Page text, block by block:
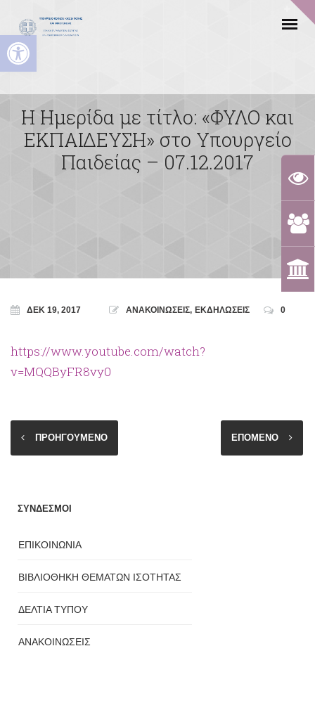
Ανοίξτε τη γραμμή εργαλείων
H Ημερίδα με τίτλο: «ΦΥΛΟ και
ΕΚΠΑΙΔΕΥΣΗ» στο Υπουργείο
Παιδείας – 07.12.2017
ΔΕΚ 19, 2017 ΑΝΑΚΟΙΝΩΣΕΙΣ, ΕΚΔΗΛΩΣΕΙΣ 0
https://www.youtube.com/watch?
v=MQQByFR8vy0
ΠΡΟΗΓΟΥΜΕΝΟ ΕΠΟΜΕΝΟ
ΣΥΝΔΕΣΜΟΙ
ΕΠΙΚΟΙΝΩΝΙΑ
ΒΙΒΛΙΟΘΗΚΗ ΘΕΜΑΤΩΝ ΙΣΟΤΗΤΑΣ
ΔΕΛΤΙΑ ΤΥΠΟΥ
ΑΝΑΚΟΙΝΩΣΕΙΣ